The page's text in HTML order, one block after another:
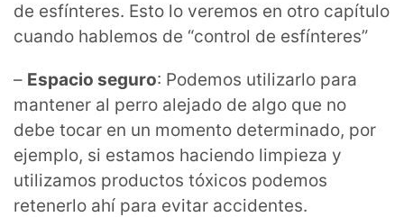
de esfínteres. Esto lo veremos en otro capítulo
cuando hablemos de “control de esfínteres”
– Espacio seguro: Podemos utilizarlo para
mantener al perro alejado de algo que no
debe tocar en un momento determinado, por
ejemplo, si estamos haciendo limpieza y
utilizamos productos tóxicos podemos
retenerlo ahí para evitar accidentes.